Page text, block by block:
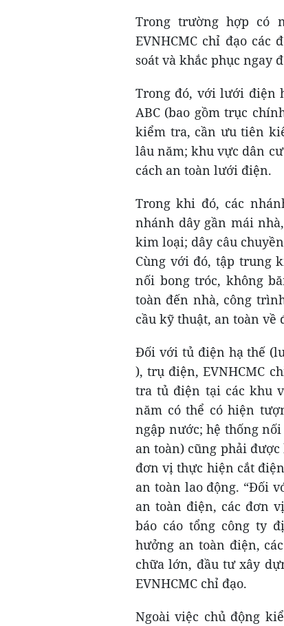
Trong trường hợp có
EVNHCMC chỉ đạo
soát và khắc phục ngay
Trong đó, với lưới điện
ABC (bao gồm trục
kiểm tra, cần ưu tiên
lâu năm; khu vực dân
cách an toàn lưới điện.
Trong khi đó, các
nhánh dây gần mái
kim loại; dây câu
Cùng với đó, tập trung
nối bong tróc, không
toàn đến nhà, công
cầu kỹ thuật, an toàn về
Đối với tủ điện hạ thế
), trụ điện, EVNHCMC
tra tủ điện tại các khu
năm có thể có hiện
ngập nước; hệ thống
an toàn) cũng phải
đơn vị thực hiện cắt
an toàn lao động. “Đối
an toàn điện, các đơn
báo cáo tổng công ty
hưởng an toàn điện,
chữa lớn, đầu tư xây
EVNHCMC chỉ đạo.
Ngoài việc chủ động